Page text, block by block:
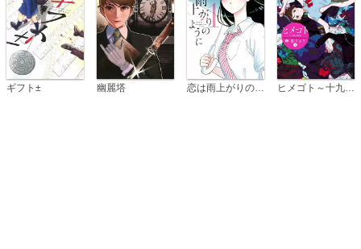
ギフト± 幽麗塔 ヒメゴト～十九歳の制服～